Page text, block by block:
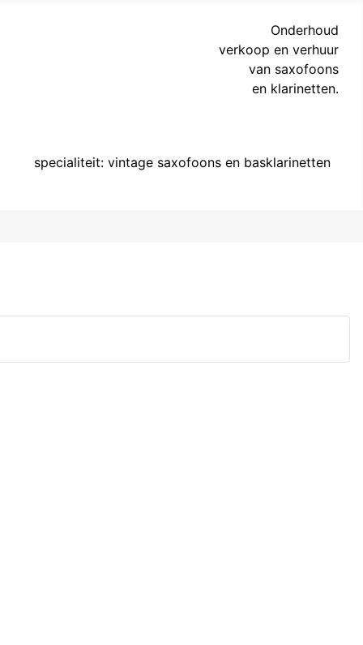
Onderhoud
verkoop en verhuur
van saxofoons
en klarinetten.
specialiteit: vintage saxofoons en basklarinetten